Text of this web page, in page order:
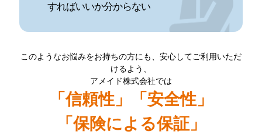
すればいいか分からない
このようなお悩みをお持ちの方にも、安心してご利用いただ
けるよう、
アメイド株式会社では
「信頼性」「安全性」
「保険による保証」